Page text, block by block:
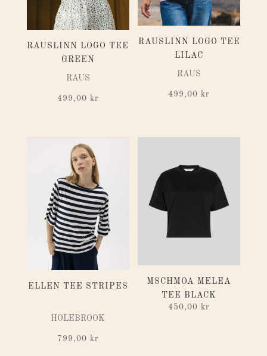
RAUSLINN LOGO TEE
GREEN
RAUS
499,00 kr
RAUSLINN LOGO TEE
LILAC
RAUS
499,00kr
ELLEN TEE STRIPES
HOLEBROOK
799,00 kr
MSCHMOA MELEA
TEE BLACK
450,00kr